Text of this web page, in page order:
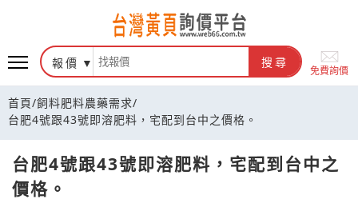
報價 搜尋
免費詢價
首頁/飼料肥料農藥需求/
台肥4號跟43號即溶肥料，宅配到台中之價格。
台肥4號跟43號即溶肥料，宅配到台中之
價格。